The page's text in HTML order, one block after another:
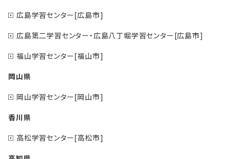
広島学習センター[広島市]
広島第二学習センター・広島八丁堀学習センター[広島市]
福山学習センター[福山市]
岡山県
岡山学習センター[岡山市]
香川県
高松学習センター[高松市]